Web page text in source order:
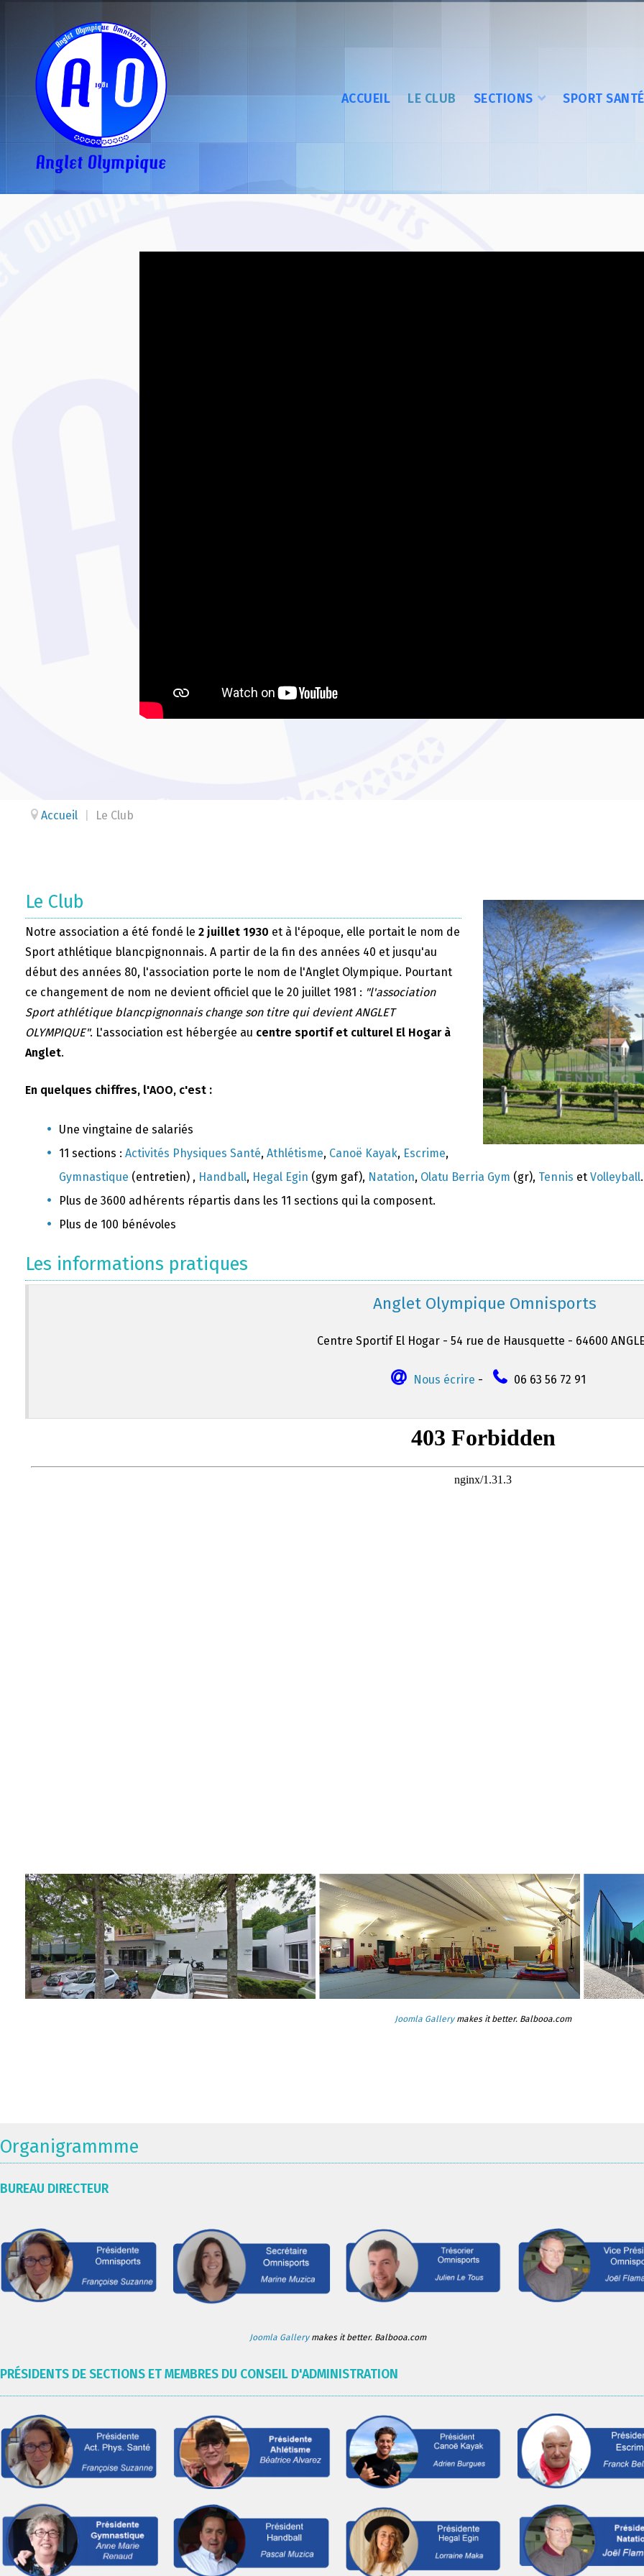
ACCUEIL LE CLUB SECTIONS SPORT SANTÉ
Accueil Le Club
Le Club
Notre association a été fondé le 2 juillet 1930 et à l'époque, elle portait le nom de
Sport athlétique blancpignonnais. A partir de la fin des années 40 et jusqu'au
début des années 80, l'association porte le nom de l'Anglet Olympique. Pourtant
ce changement de nom ne devient officiel que le 20 juillet 1981 : "l'association
Sport athlétique blancpignonnais change son titre qui devient ANGLET
OLYMPIQUE". L'association est hébergée au centre sportif et culturel El Hogar à
Anglet.
En quelques chiffres, l'AOO, c'est :
Une vingtaine de salariés
11 sections : Activités Physiques Santé, Athlétisme, Canoë Kayak, Escrime,
Gymnastique (entretien) , Handball, Hegal Egin (gym gaf), Natation, Olatu Berria Gym (gr), Tennis et Volleyball.
Plus de 3600 adhérents répartis dans les 11 sections qui la composent.
Plus de 100 bénévoles
Les informations pratiques
Anglet Olympique Omnisports
Centre Sportif El Hogar - 54 rue de Hausquette - 64600
Nous écrire - 06 63 56 72 91
Joomla Gallerymakes it better. Balbooa.com
Organigrammme
BUREAU DIRECTEUR
Joomla Gallerymakes it better. Balbooa.com
PRÉSIDENTS DE SECTIONS ET MEMBRES DU CONSEIL D'ADMINISTRATION